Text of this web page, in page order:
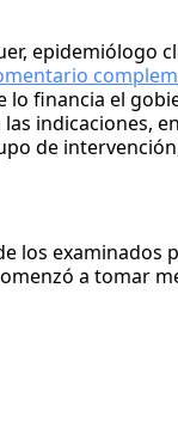
epidemiólogo
financia el
indicaciones,
de
los
a tomar